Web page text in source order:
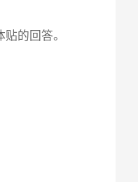
的回答。